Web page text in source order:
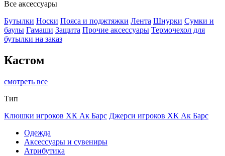
Все аксессуары
Бутылки Носки Пояса и поджтяжки Лента Шнурки Сумки и
баулы Гамаши Защита Прочие аксессуары Термочехол для
бутылки на заказ
Кастом
смотреть все
Тип
Клюшки игроков ХК Ак Барс Джерси игроков ХК Ак Барс
Одежда
Аксессуары и сувениры
Атрибутика